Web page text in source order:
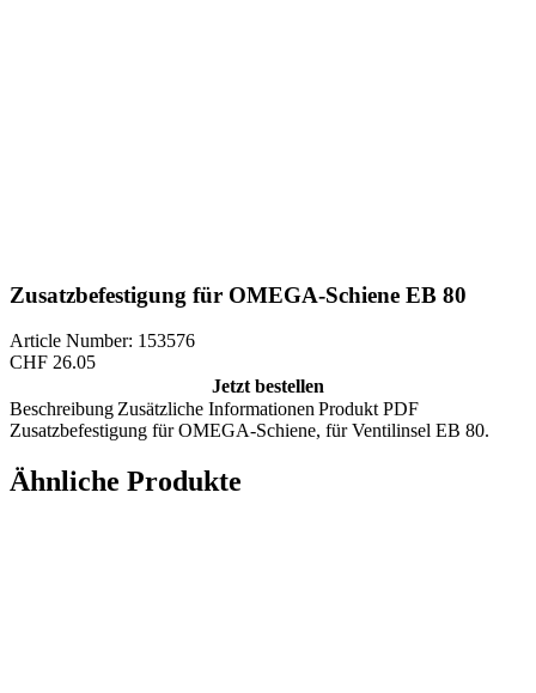
Zusatzbefestigung für OMEGA-Schiene EB 80
Article Number: 153576
CHF 26.05
Jetzt bestellen
Beschreibung Zusätzliche Informationen Produkt PDF
Zusatzbefestigung für OMEGA-Schiene, für Ventilinsel EB 80.
Ähnliche Produkte